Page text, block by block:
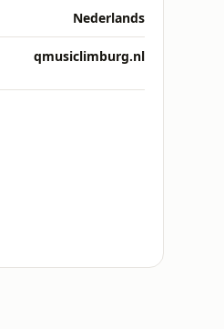
Nederlands
qmusiclimburg.nl